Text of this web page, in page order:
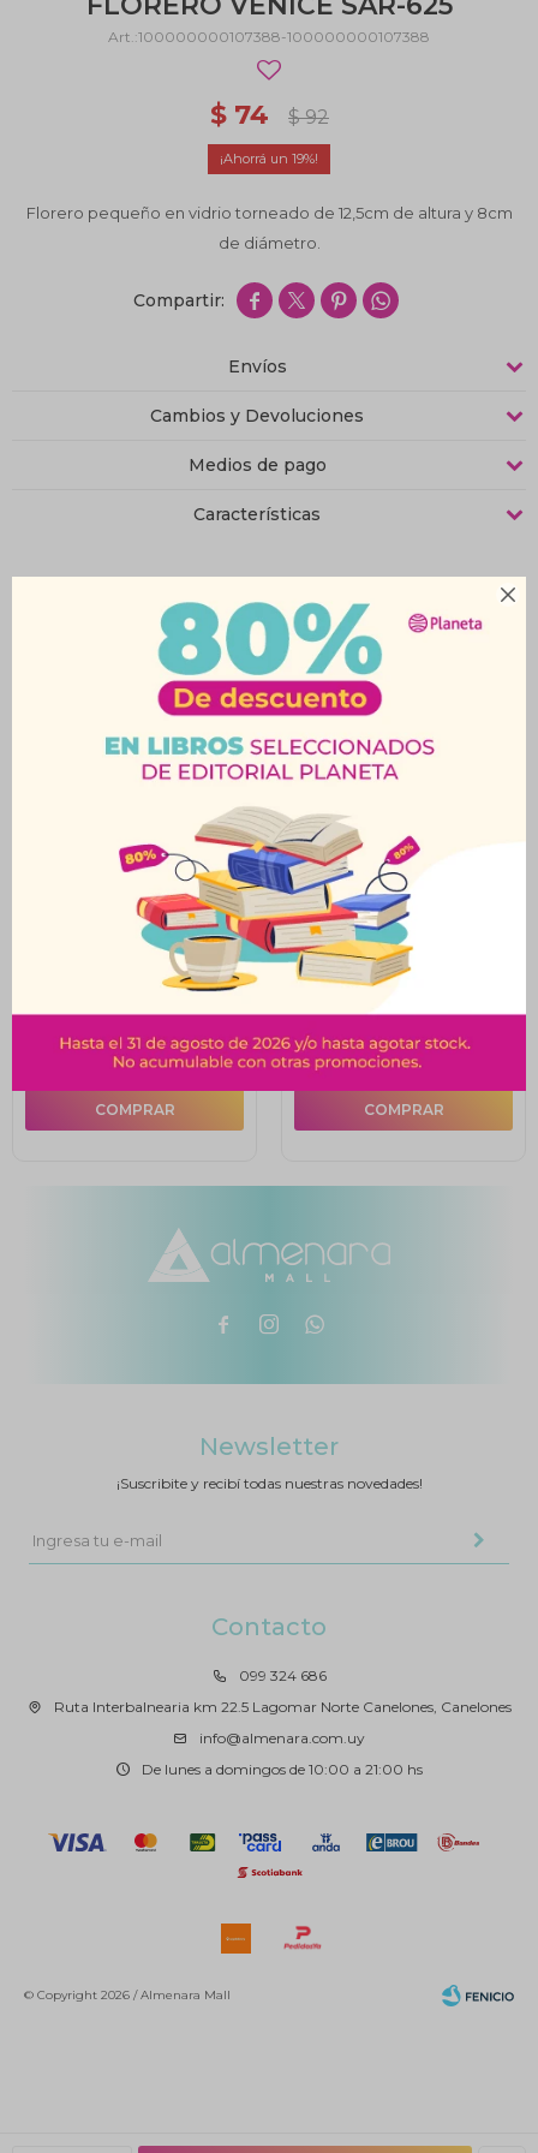

100000000107388-100000000107388
$ 74 $ 92
19
Florero pequeño en vidrio torneado de 12,5cm de altura y 8cm
de diámetro.
   
Envíos
Cambios y Devoluciones
Medios de pago
Características
Productos que te pueden interesar
FLORERO CAPRI SAR-
627
$ 173 $ 216
025-XL
$ 173 $ 216
  
Contacto
099 324 686
Ruta Interbalnearia km 22.5 Lagomar Norte Canelones, Canelones
info@almenara.com.uy
De lunes a domingos de 10:00 a 21:00 hs
Newsletter
¡Suscribite y recibí todas nuestras novedades!
© Copyright 2026 / Almenara Mall